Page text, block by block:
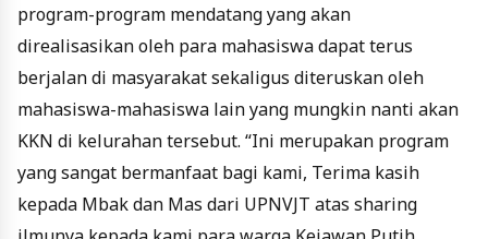
program-program mendatang yang akan
direalisasikan oleh para mahasiswa dapat terus
berjalan di masyarakat sekaligus diteruskan oleh
mahasiswa-mahasiswa lain yang mungkin nanti akan
KKN di kelurahan tersebut. “Ini merupakan program
yang sangat bermanfaat bagi kami, Terima kasih
kepada Mbak dan Mas dari UPNVJT atas sharing